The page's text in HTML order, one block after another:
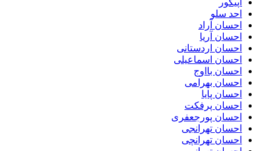
احد سلو
احسان آراد
احسان آریا
احسان اردستانی
احسان اسماعیلی
احسان بااوج
احسان بهرامی
احسان پایا
احسان پرفکت
احسان پورجعفری
احسان تهرانجی
احسان تهرانچی